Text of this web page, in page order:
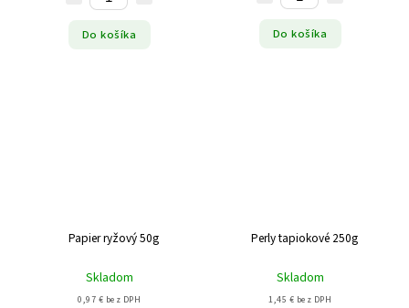
Do košíka Do košíka
Papier ryžový 50g
Skladom
0,97 € bez DPH
Perly tapiokové 250g
Skladom
1,45 € bez DPH